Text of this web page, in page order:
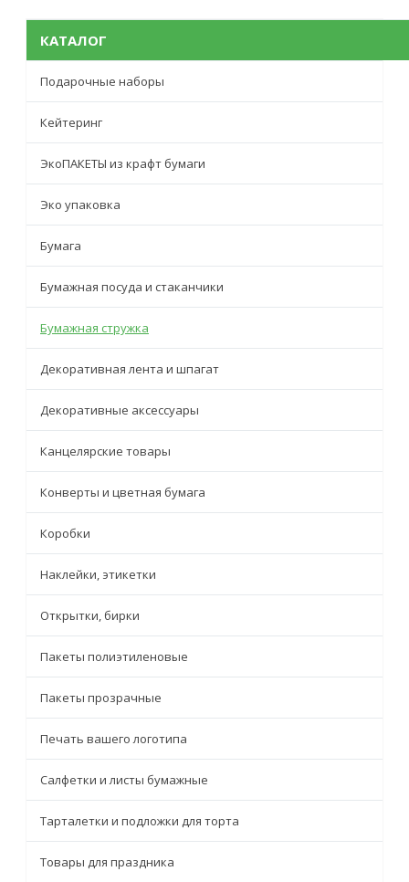
КАТАЛОГ
Подарочные наборы
Кейтеринг
ЭкоПАКЕТЫ из крафт бумаги
Эко упаковка
Бумага
Бумажная посуда и стаканчики
Бумажная стружка
Декоративная лента и шпагат
Декоративные аксессуары
Канцелярские товары
Конверты и цветная бумага
Коробки
Наклейки, этикетки
Открытки, бирки
Пакеты полиэтиленовые
Пакеты прозрачные
Печать вашего логотипа
Салфетки и листы бумажные
Тарталетки и подложки для торта
Товары для праздника